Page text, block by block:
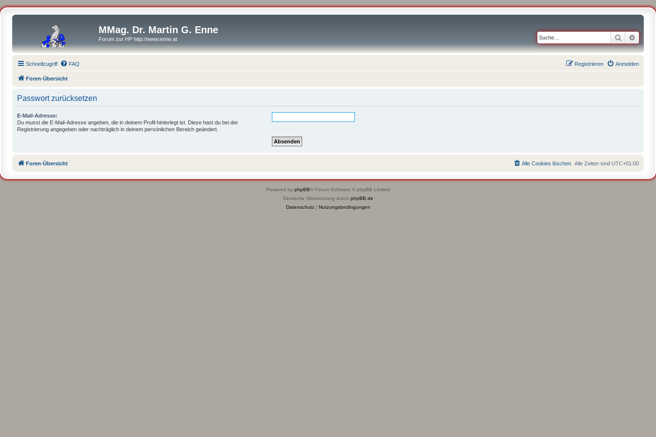
MMag. Dr. Martin G. Enne
Forum zur HP http://www.enne.at Suche
Schnellzugriff FAQ Anmelden
Registrieren
Foren-Übersicht
Passwort zurücksetzen
E-Mail-Adresse:
Du musst die E-Mail-Adresse angeben, die in deinem Profil hinterlegt ist. Diese hast du bei der
Registrierung angegeben oder nachträglich in deinem persönlichen Bereich geändert.
Foren-Übersicht Alle Zeiten sind UTC+01:00
Alle Cookies löschen
Powered by phpBB® Forum Software © phpBB Limited
Deutsche Übersetzung durch phpBB.de
Datenschutz| Nutzungsbedingungen